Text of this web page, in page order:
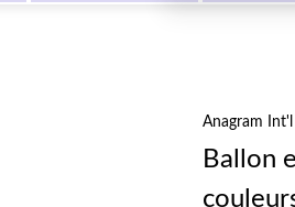
Anagram
Ballon